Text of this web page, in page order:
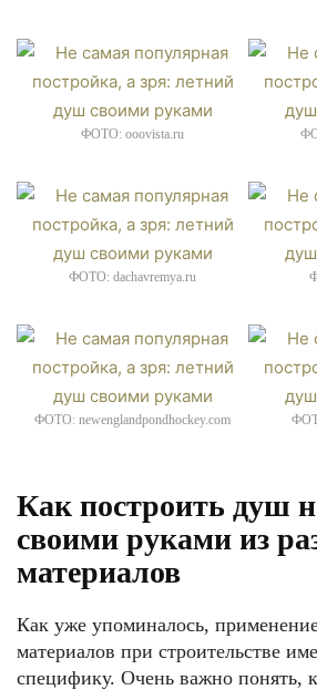
ФОТО: ooovista.ru
ФОТО: dachavremya.ru
ФОТО: newenglandpondhockey.com
Как построить душ
своими руками из
материалов
Как уже упоминалось,
материалов при строительстве
специфику. Очень важно понять,